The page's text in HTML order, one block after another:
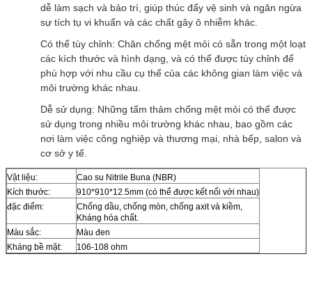
dễ làm sạch và bảo trì, giúp thúc đẩy vệ sinh và ngăn ngừa
sự tích tụ vi khuẩn và các chất gây ô nhiễm khác.
Có thể tùy chỉnh: Chăn chống mệt mỏi có sẵn trong một loạt
các kích thước và hình dạng, và có thể được tùy chỉnh để
phù hợp với nhu cầu cụ thể của các không gian làm việc và
môi trường khác nhau.
Dễ sử dụng: Những tấm thảm chống mệt mỏi có thể được
sử dụng trong nhiều môi trường khác nhau, bao gồm các
nơi làm việc công nghiệp và thương mại, nhà bếp, salon và
cơ sở y tế.
Vật liệu:
Cao su Nitrile Buna (NBR)
Kích thước:
910*910*12.5mm (có thể được kết nối với nhau)
đặc điểm:
Chống dầu, chống mòn, chống axit và kiềm,
Kháng hóa chất.
Màu sắc:
Màu đen
Kháng bề mặt:
106-108 ohm